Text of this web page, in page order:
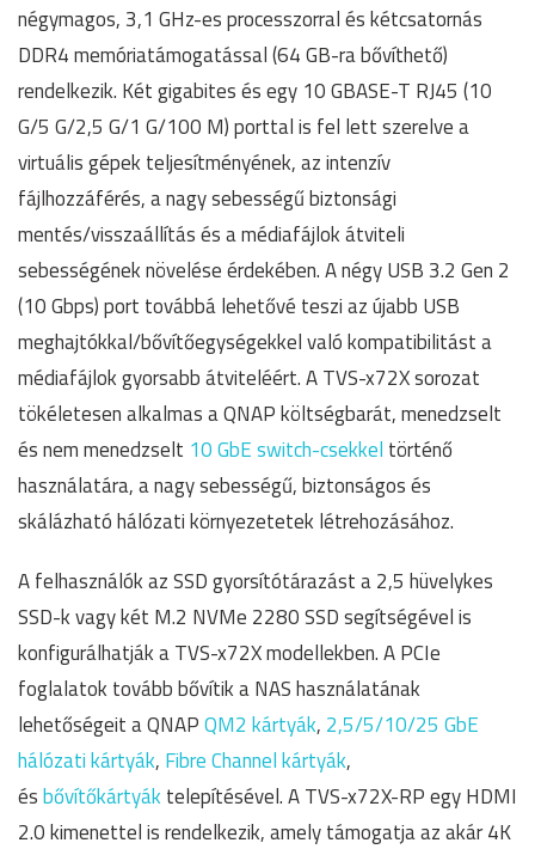
négymagos, 3,1 GHz-es processzorral és kétcsatornás
DDR4 memóriatámogatással (64 GB-ra bővíthető)
rendelkezik. Két gigabites és egy 10 GBASE-T RJ45 (10
G/5 G/2,5 G/1 G/100 M) porttal is fel lett szerelve a
virtuális gépek teljesítményének, az intenzív
fájlhozzáférés, a nagy sebességű biztonsági
mentés/visszaállítás és a médiafájlok átviteli
sebességének növelése érdekében. A négy USB 3.2 Gen 2
(10 Gbps) port továbbá lehetővé teszi az újabb USB
meghajtókkal/bővítőegységekkel való kompatibilitást a
médiafájlok gyorsabb átviteléért. A TVS-x72X sorozat
tökéletesen alkalmas a QNAP költségbarát, menedzselt
és nem menedzselt 10 GbE switch-csekkel történő
használatára, a nagy sebességű, biztonságos és
skálázható hálózati környezetetek létrehozásához.
A felhasználók az SSD gyorsítótárazást a 2,5 hüvelykes
SSD-k vagy két M.2 NVMe 2280 SSD segítségével is
konfigurálhatják a TVS-x72X modellekben. A PCIe
foglalatok tovább bővítik a NAS használatának
lehetőségeit a QNAPQM2 kártyák, 2,5/5/10/25 GbE
hálózati kártyák, Fibre Channel kártyák,
ésbővítőkártyáktelepítésével. A TVS-x72X-RP egy HDMI
2.0 kimenettel is rendelkezik, amely támogatja az akár 4K